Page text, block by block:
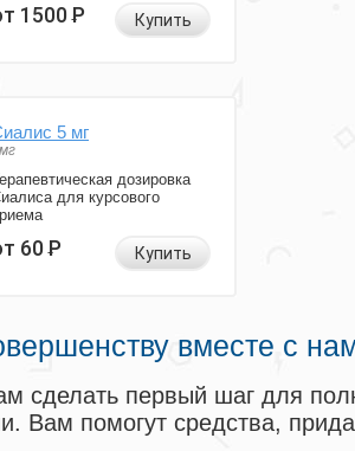
1500Р Купить
5 мг
дозировка
для курсового
60Р Купить
вместе с
сделать первый шаг для
Вам помогут средства,